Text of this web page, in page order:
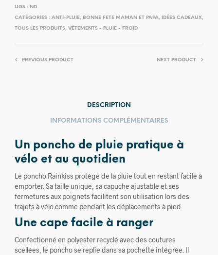
UGS : ND
CATÉGORIES : ANTI-PLUIE, BONNE FETE MAMAN ET PAPA, IDÉES CADEAUX,
TOUS LES PRODUITS, VÊTEMENTS - PLUIE - FROID
PREVIOUS PRODUCT NEXT PRODUCT
DESCRIPTION
INFORMATIONS COMPLÉMENTAIRES
Un poncho de pluie pratique à
vélo et au quotidien
Le poncho Rainkiss protège de la pluie tout en restant facile à
emporter. Sa taille unique, sa capuche ajustable et ses
fermetures aux poignets facilitent son utilisation lors des
trajets à vélo comme pendant les déplacements à pied.
Une cape facile à ranger
Confectionné en polyester recyclé avec des coutures
scellées, le poncho se replie dans sa pochette intégrée. Il